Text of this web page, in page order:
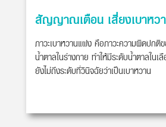
สัญญาณเตือน เสี่ยงเบาหว
ภาวะเบาหวานแฝง คือภาวะความผิดปกติ
น้ำตาลในร่างกาย ทำให้มีระดับน้ำตาลใน
ยังไม่ถึงระดับที่วินิจฉัยว่าเป็นเบาหวาน